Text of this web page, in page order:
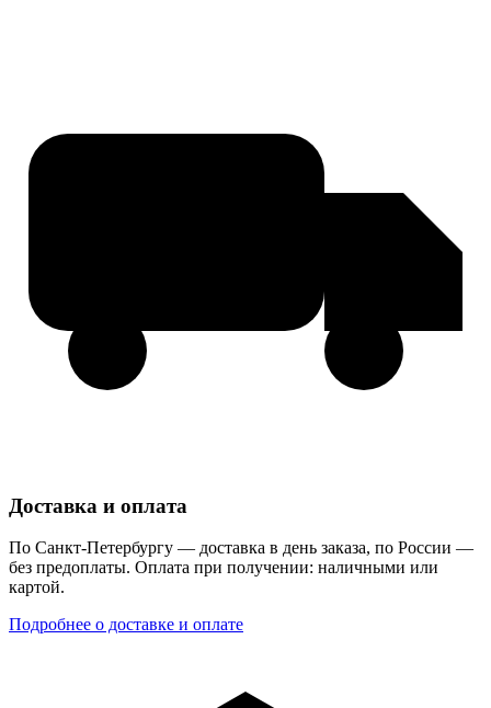
Доставка и оплата
По Санкт-Петербургу — доставка в день заказа, по России —
без предоплаты. Оплата при получении: наличными или
картой.
Подробнее о доставке и оплате